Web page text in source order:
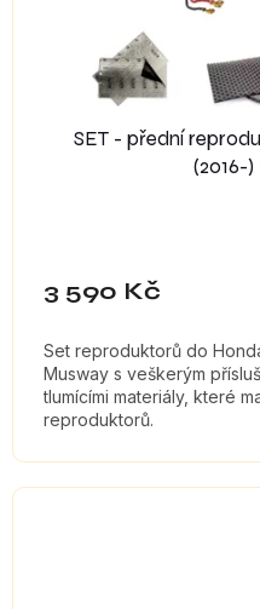
SET - přední
(2016-
3 590 Kč
Set reproduktorů do
Musway s veškerým
tlumícími materiály, které
reproduktorů.